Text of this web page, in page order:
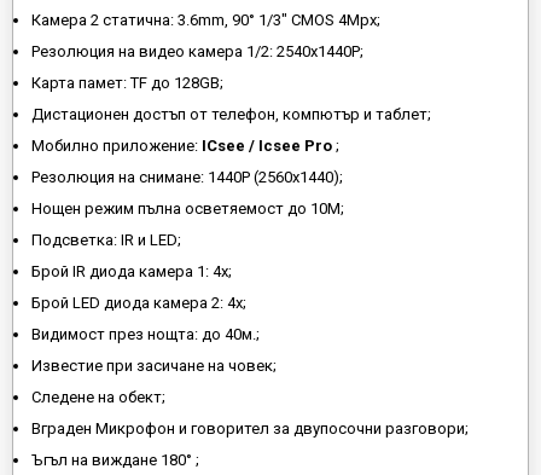
Камера 2 статична: 3.6mm, 90° 1/3" CMOS 4Mpx;
Резолюция на видео камера 1/2: 2540x1440P;
Карта памет: TF до 128GB;
Дистационен достъп от телефон, компютър и таблет;
Мобилно приложение: ICsee / Icsee Pro ;
Резолюция на снимане: 1440P (2560x1440);
Нощен режим пълна осветяемост до 10М;
Подсветка: IR и LED;
Брой IR диода камера 1: 4x;
Брой LED диода камера 2: 4х;
Видимост през нощта: до 40м.;
Известие при засичане на човек;
Следене на обект;
Вграден Микрофон и говорител за двупосочни разговори;
Ъгъл на виждане 180° ;